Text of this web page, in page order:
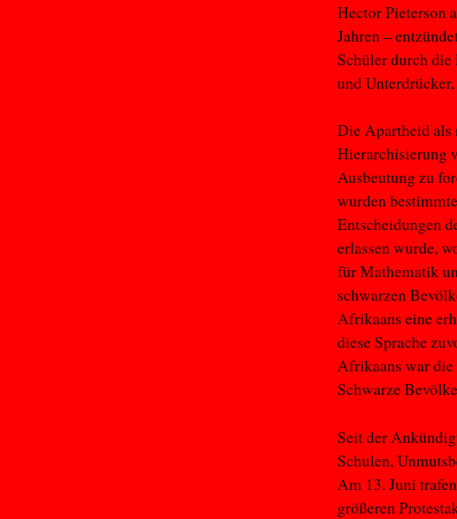
Hector Pieterson
Jahren –
Schüler durch
und
Die Apartheid als
Hierarchisierung
Ausbeutung zu
wurden
Entscheidungen
erlassen wurde,
für Mathematik
schwarzen
Afrikaans eine
diese Sprache
Afrikaans war die
Schwarze
Seit der
Schulen,
Am 13. Juni
größeren